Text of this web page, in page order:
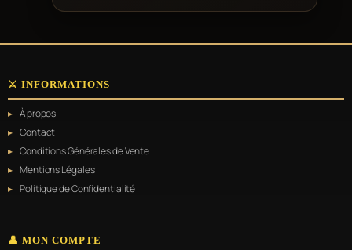
⚔️ INFORMATIONS
À propos
Contact
Conditions Générales de Vente
Mentions Légales
Politique de Confidentialité
👤 MON COMPTE